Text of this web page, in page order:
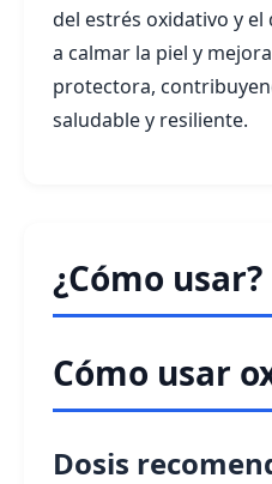
del estrés oxidativo y
a calmar la piel y
protectora,
saludable y resiliente.
¿Cómo usar?
Cómo usar
Dosis